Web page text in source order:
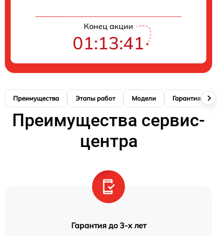
Конец акции
01:13:40
Преимущества Этапы работ Модели Гарантия
Преимущества сервис-
центра
Гарантия до 3-х лет